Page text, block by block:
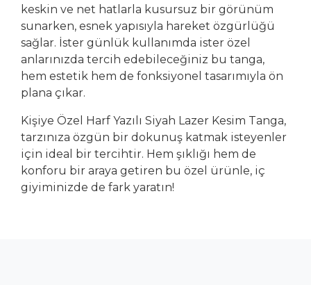
keskin ve net hatlarla kusursuz bir görünüm
sunarken, esnek yapısıyla hareket özgürlüğü
sağlar. İster günlük kullanımda ister özel
anlarınızda tercih edebileceğiniz bu tanga,
hem estetik hem de fonksiyonel tasarımıyla ön
plana çıkar.
Kişiye Özel Harf Yazılı Siyah Lazer Kesim Tanga,
tarzınıza özgün bir dokunuş katmak isteyenler
için ideal bir tercihtir. Hem şıklığı hem de
konforu bir araya getiren bu özel ürünle, iç
giyiminizde de fark yaratın!